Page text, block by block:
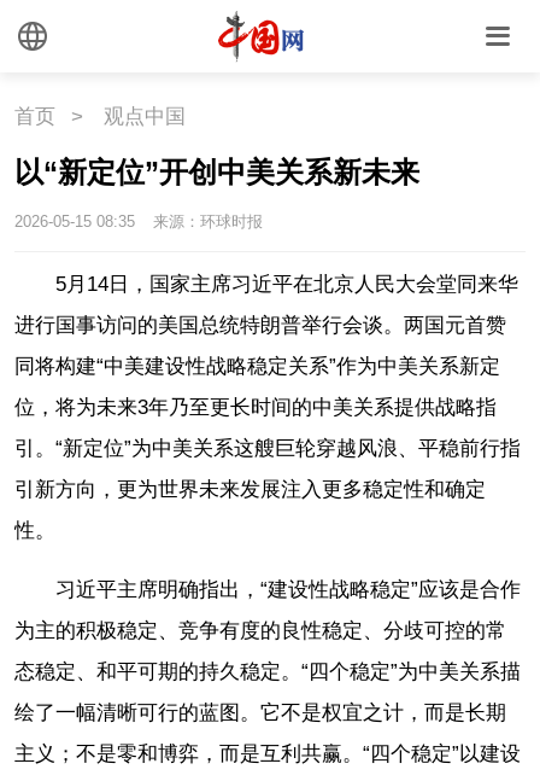
首页 > 观点中国
以“新定位”开创中美关系新未来
2026-05-15 08:35 来源：环球时报
5月14日，国家主席习近平在北京人民大会堂同来华
进行国事访问的美国总统特朗普举行会谈。两国元首赞
同将构建“中美建设性战略稳定关系”作为中美关系新定
位，将为未来3年乃至更长时间的中美关系提供战略指
引。“新定位”为中美关系这艘巨轮穿越风浪、平稳前行指
引新方向，更为世界未来发展注入更多稳定性和确定
性。
习近平主席明确指出，“建设性战略稳定”应该是合作
为主的积极稳定、竞争有度的良性稳定、分歧可控的常
态稳定、和平可期的持久稳定。“四个稳定”为中美关系描
绘了一幅清晰可行的蓝图。它不是权宜之计，而是长期
主义；不是零和博弈，而是互利共赢。“四个稳定”以建设